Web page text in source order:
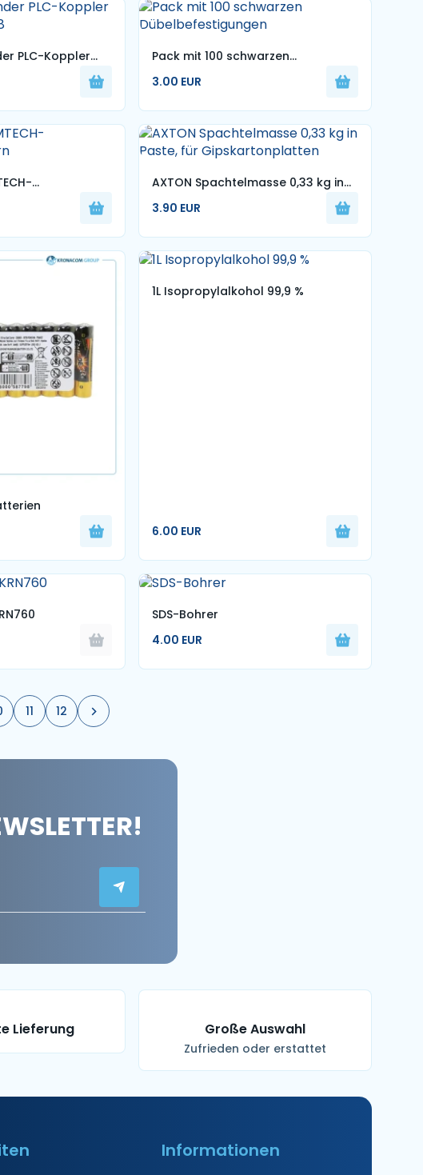
PLC-Koppler
Pack mit 100 schwarzen
Dübelbefestigungen
3.00 EUR
AXTON Spachtelmasse 0,33 kg in
Paste, für Gipskartonplatten
3.90 EUR
1L Isopropylalkohol 99,9 %
6.00 EUR
SDS-Bohrer
4.00 EUR
11 12
Lieferung Große Auswahl
Zufrieden oder erstattet
Informationen